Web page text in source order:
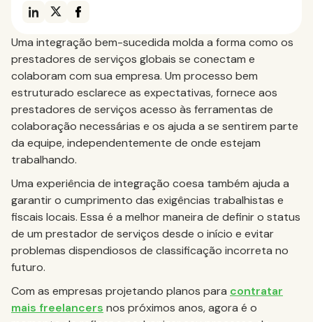
Uma integração bem-sucedida molda a forma como os
prestadores de serviços globais se conectam e
colaboram com sua empresa. Um processo bem
estruturado esclarece as expectativas, fornece aos
prestadores de serviços acesso às ferramentas de
colaboração necessárias e os ajuda a se sentirem parte
da equipe, independentemente de onde estejam
trabalhando.
Uma experiência de integração coesa também ajuda a
garantir o cumprimento das exigências trabalhistas e
fiscais locais. Essa é a melhor maneira de definir o status
de um prestador de serviços desde o início e evitar
problemas dispendiosos de classificação incorreta no
futuro.
Com as empresas projetando planos para contratar
mais freelancers nos próximos anos, agora é o